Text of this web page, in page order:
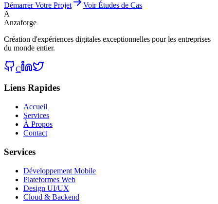
Démarrer Votre Projet
Voir Études de Cas
A
Anzaforge
Création d'expériences digitales exceptionnelles pour les entreprises
du monde entier.
C
Liens Rapides
Accueil
Services
À Propos
Contact
Services
Développement Mobile
Plateformes Web
Design UI/UX
Cloud & Backend